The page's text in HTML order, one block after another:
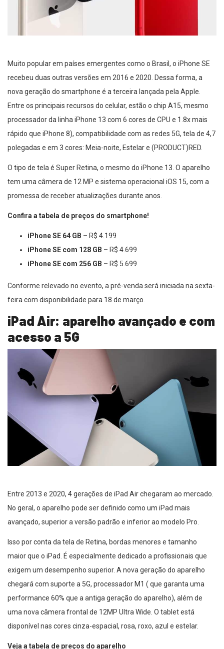
Muito popular em países emergentes como o Brasil, o iPhone SE
recebeu duas outras versões em 2016 e 2020. Dessa forma, a
nova geração do smartphone é a terceira lançada pela Apple.
Entre os principais recursos do celular, estão o chip A15, mesmo
processador da linha iPhone 13 com 6 cores de CPU e 1.8x mais
rápido que iPhone 8), compatibilidade com as redes 5G, tela de 4,7
polegadas e em 3 cores: Meia-noite, Estelar e (PRODUCT)RED.
O tipo de tela é Super Retina, o mesmo do iPhone 13. O aparelho
tem uma câmera de 12 MP e sistema operacional iOS 15, com a
promessa de receber atualizações durante anos.
Confira a tabela de preços do smartphone!
iPhone SE 64 GB – R$ 4.199
iPhone SE com 128 GB – R$ 4.699
iPhone SE com 256 GB – R$ 5.699
Conforme relevado no evento, a pré-venda será iniciada na sexta-
feira com disponibilidade para 18 de março.
iPad Air: aparelho avançado e com
acesso a 5G
Entre 2013 e 2020, 4 gerações de iPad Air chegaram ao mercado.
No geral, o aparelho pode ser definido como um iPad mais
avançado, superior a versão padrão e inferior ao modelo Pro.
Isso por conta da tela de Retina, bordas menores e tamanho
maior que o iPad. É especialmente dedicado a profissionais que
exigem um desempenho superior. A nova geração do aparelho
chegará com suporte a 5G, processador M1 ( que garanta uma
performance 60% que a antiga geração do aparelho), além de
uma nova câmera frontal de 12MP Ultra Wide. O tablet está
disponível nas cores cinza-espacial, rosa, roxo, azul e estelar.
Veja a tabela de preços do aparelho